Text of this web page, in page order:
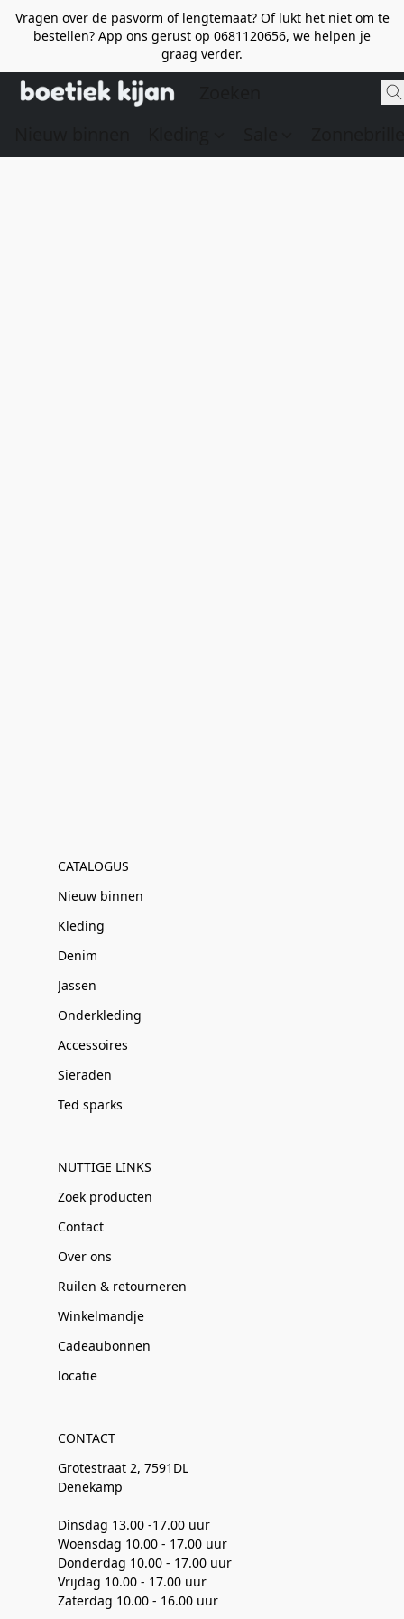
Vragen over de pasvorm of lengtemaat? Of lukt het niet om te
bestellen? App ons gerust op 0681120656, we helpen je
graag verder.
CATALOGUS
Nieuw binnen
Kleding
Denim
Jassen
Onderkleding
Accessoires
Sieraden
Ted sparks
NUTTIGE LINKS
Zoek producten
Contact
Over ons
Ruilen & retourneren
Winkelmandje
Cadeaubonnen
locatie
CONTACT
Grotestraat 2, 7591DL
Denekamp
Dinsdag 13.00 -17.00 uur
Woensdag 10.00 - 17.00 uur
Donderdag 10.00 - 17.00 uur
Vrijdag 10.00 - 17.00 uur
Zaterdag 10.00 - 16.00 uur